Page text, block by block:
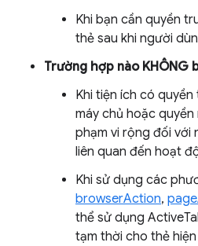
Khi bạn cần quyền
thẻ sau khi người
Trường hợp nào KHÔNG
Khi tiện ích có
máy chủ hoặc
phạm vi rộng đối với
liên quan đến hoạt
Khi sử dụng các
browserAction,
thể sử dụng
tạm thời cho thẻ